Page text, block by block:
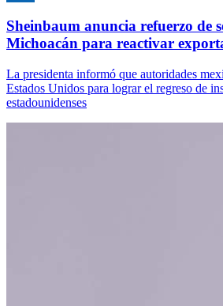
Sheinbaum anuncia refuerzo de
Michoacán para reactivar
La presidenta informó que autoridades
Estados Unidos para lograr el regreso de
estadounidenses